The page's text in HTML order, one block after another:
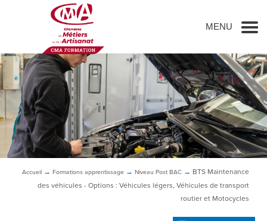
Go to main content
MENU
Accueil → Formations apprentissage → Niveau Post BAC → BTS Maintenance
des véhicules - Options : Véhicules légers, Véhicules de transport
routier et Motocycles